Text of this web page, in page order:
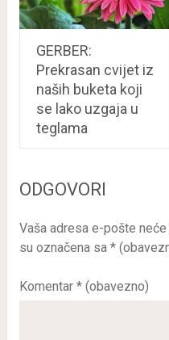
GERBER:
Prekrasan cvijet iz
naših buketa koji
se lako uzgaja u
teglama
ODGOVORI
Vaša adresa e-pošte
su označena sa *
Komentar * (obavezno)